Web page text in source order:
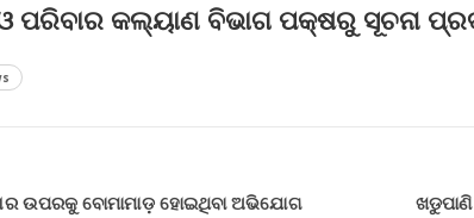
ପରିବାର କଲ୍ୟାଣ ବିଭାଗ ପକ୍ଷରୁ ସୂଚନା
ଉପରକୁ ବୋମାମାଡ଼ ହୋଇଥିବା ଅଭିଯୋଗ